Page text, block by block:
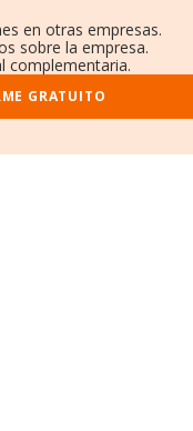
en otras empresas.
sobre la empresa.
complementaria.
GRATUITO